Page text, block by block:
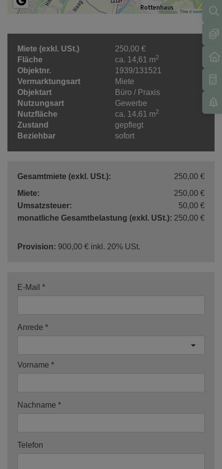
Tiles ©basemap.at
Miete (exkl. USt.)
250,00 €
Fläche
ca. 14,61 m2
Objektnr.
1939/131521
Vermarktungsart
Miete
Objektart
Büro / Praxis
Nutzungsart
Gewerbe
Nutzfläche
ca. 14,61 m2
Zustand
gepflegt
Beziehbar
sofort
Gesamtmiete (exkl. USt.):
250,00 €
Miete:
250,00 €
Umsatzsteuer:
50,00 €
monatliche Gesamtbelastung (exkl. USt.): 250,00 €
Provision: 900,00 € inkl. 20% USt.
E-Mail
Anrede
Vorname
Nachname
Telefon